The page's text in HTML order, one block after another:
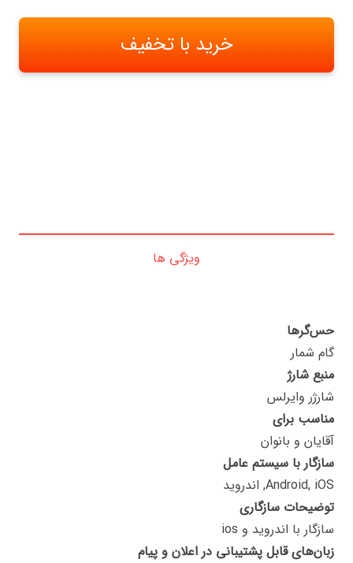
خرید با تخفیف
ویژگی ها
حس‌گرها
گام شمار
منبع شارژ
شارژر وایرلس
مناسب برای
آقایان و بانوان
سازگار با سیستم عامل
Android, iOS, اندروید
توضیحات سازگاری
سازگار با اندروید و ios
زبان‌های قابل پشتیبانی در اعلان و پیام